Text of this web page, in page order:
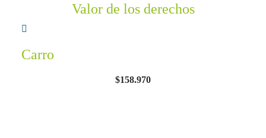
Valor de los derechos
Carro
$158.970